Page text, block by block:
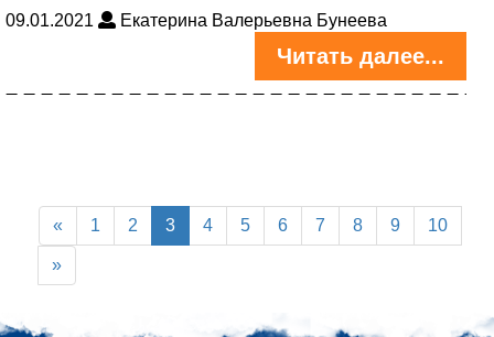
09.01.2021 Екатерина Валерьевна Бунеева
Читать далее...
« 1 2 3 4 5 6 7 8 9 10
»